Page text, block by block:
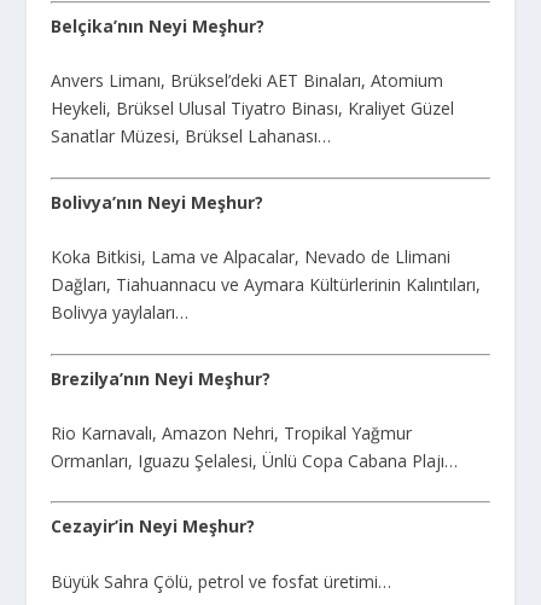
Belçika’nın Neyi Meşhur?
Anvers Limanı, Brüksel’deki AET Binaları, Atomium
Heykeli, Brüksel Ulusal Tiyatro Binası, Kraliyet Güzel
Sanatlar Müzesi, Brüksel Lahanası…
Bolivya’nın Neyi Meşhur?
Koka Bitkisi, Lama ve Alpacalar, Nevado de Llimani
Dağları, Tiahuannacu ve Aymara Kültürlerinin Kalıntıları,
Bolivya yaylaları…
Brezilya’nın Neyi Meşhur?
Rio Karnavalı, Amazon Nehri, Tropikal Yağmur
Ormanları, Iguazu Şelalesi, Ünlü Copa Cabana Plajı…
Cezayir’in Neyi Meşhur?
Büyük Sahra Çölü, petrol ve fosfat üretimi…